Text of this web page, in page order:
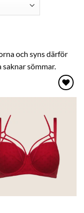
och syns därför
sömmar.
önskelistan